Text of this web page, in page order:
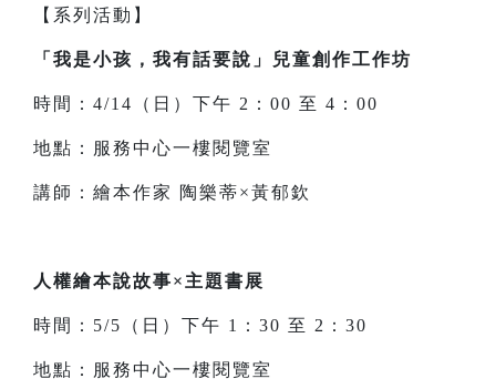
【系列活動】
「我是小孩，我有話要說」兒童創作工作坊
時間：4/14（日）下午 2：00 至 4：00
地點：服務中心一樓閱覽室
講師：繪本作家 陶樂蒂×黃郁欽
人權繪本說故事×主題書展
時間：5/5（日）下午 1：30 至 2：30
地點：服務中心一樓閱覽室